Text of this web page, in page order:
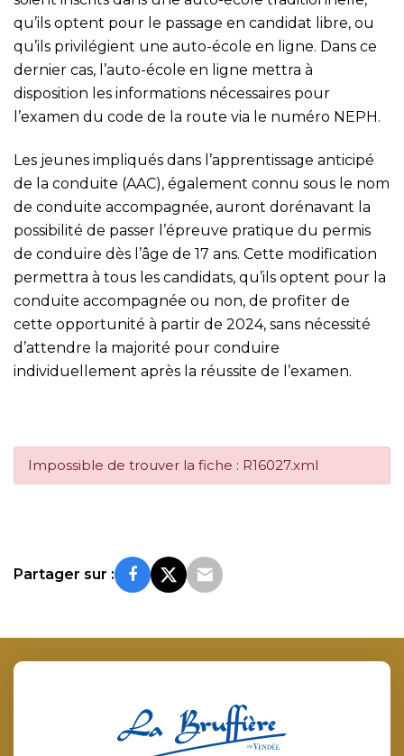
qu’ils optent pour le passage en candidat libre, ou
qu’ils privilégient une auto-école en ligne. Dans ce
dernier cas, l’auto-école en ligne mettra à
disposition les informations nécessaires pour
l’examen du code de la route via le numéro NEPH.
Les jeunes impliqués dans l’apprentissage anticipé
de la conduite (AAC), également connu sous le nom
de conduite accompagnée, auront dorénavant la
possibilité de passer l’épreuve pratique du permis
de conduire dès l’âge de 17 ans. Cette modification
permettra à tous les candidats, qu’ils optent pour la
conduite accompagnée ou non, de profiter de
cette opportunité à partir de 2024, sans nécessité
d’attendre la majorité pour conduire
individuellement après la réussite de l’examen.
Impossible de trouver la fiche : R16027.xml
Partager sur :